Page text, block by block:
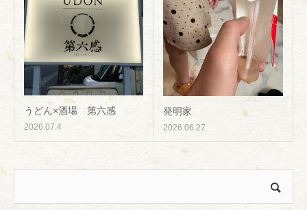
うどん×酒場 第六感
2026.07.4
発明家
2026.06.27